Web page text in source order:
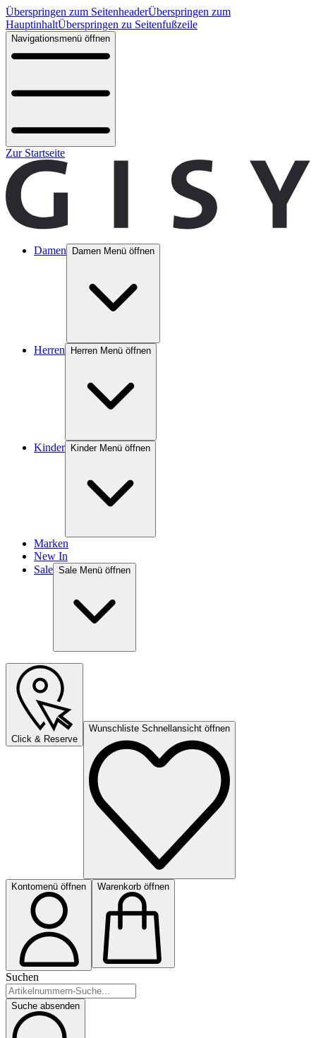
Überspringen zum SeitenheaderÜberspringen zum
HauptinhaltÜberspringen zu Seitenfußzeile
Navigationsmenü öffnen
Zur Startseite
Damen Damen Menü öffnen
Herren Herren Menü öffnen
Kinder Kinder Menü öffnen
Marken
New In
Sale Sale Menü öffnen
Click & Reserve
Wunschliste Schnellansicht öffnen
Kontomenü öffnen Warenkorb öffnen
Suchen
Suche absenden